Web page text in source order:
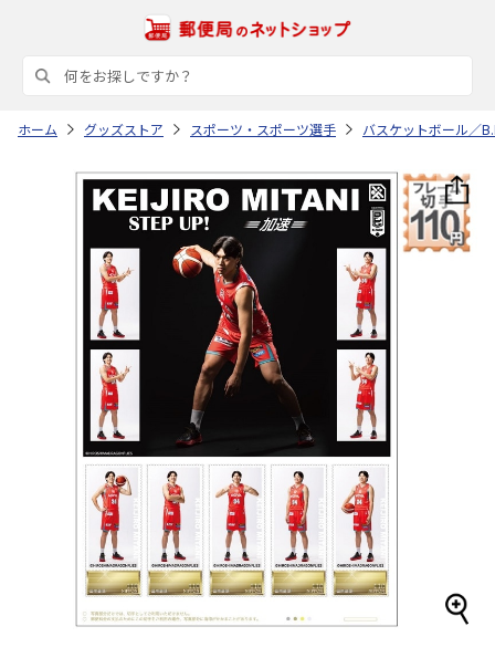
ホーム グッズストア スポーツ・スポーツ選手 バスケットボール／